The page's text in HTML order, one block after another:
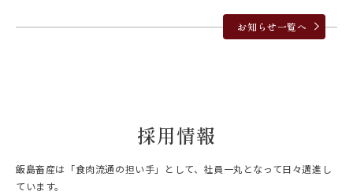
お知らせ一覧へ
採用情報
飯島畜産は「食肉流通の担い手」として、社員一丸となって日々邁進し
ています。